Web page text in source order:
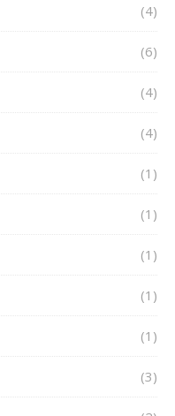
(4)
(6)
(4)
(4)
(1)
(1)
(1)
(1)
(1)
(3)